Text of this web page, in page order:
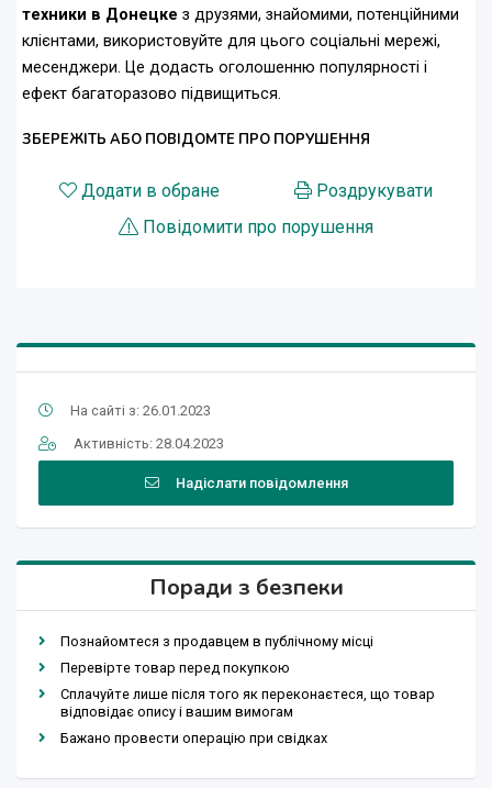
техники в Донецке з друзями, знайомими, потенційними
клієнтами, використовуйте для цього соціальні мережі,
месенджери. Це додасть оголошенню популярності і
ефект багаторазово підвищиться.
ЗБЕРЕЖІТЬ АБО ПОВІДОМТЕ ПРО ПОРУШЕННЯ
Додати в обране
Роздрукувати
Повідомити про порушення
На сайті з: 26.01.2023
Активність: 28.04.2023
Надіслати повідомлення
Поради з безпеки
Познайомтеся з продавцем в публічному місці
Перевірте товар перед покупкою
Сплачуйте лише після того як переконаєтеся, що товар
відповідає опису і вашим вимогам
Бажано провести операцію при свідках